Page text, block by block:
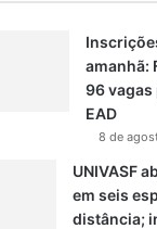
amanhã:
96 vagas
EAD
8 de
UNIVASF
em seis
distância;